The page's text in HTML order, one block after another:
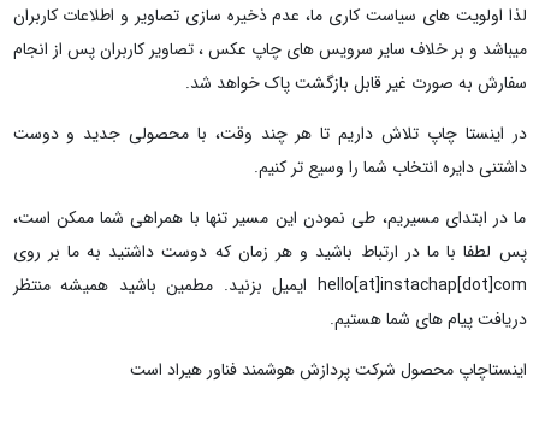
لذا اولویت های سیاست کاری ما، عدم ذخیره سازی تصاویر و اطلاعات کاربران
میباشد و بر خلاف سایر سرویس های چاپ عکس ، تصاویر کاربران پس از انجام
سفارش به صورت غیر قابل بازگشت پاک خواهد شد.
در اینستا چاپ تلاش داریم تا هر چند وقت، با محصولی جدید و دوست
داشتنی دایره انتخاب شما را وسیع تر کنیم.
ما در ابتدای مسیریم، طی نمودن این مسیر تنها با همراهی شما ممکن است،
پس لطفا با ما در ارتباط باشید و هر زمان که دوست داشتید به ما بر روی
hello[at]instachap[dot]com ایمیل بزنید. مطمین باشید همیشه منتظر
دریافت پیام های شما هستیم.
اینستاچاپ محصول شرکت پردازش هوشمند فناور هیراد است